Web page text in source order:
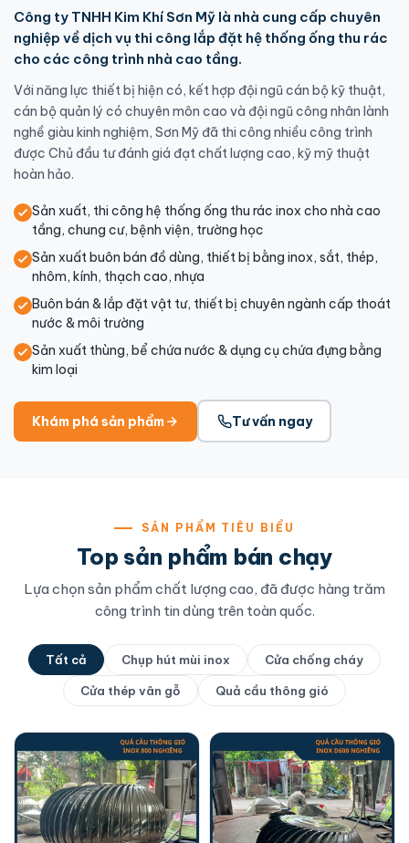
Công ty TNHH Kim Khí Sơn Mỹ là nhà cung cấp chuyên
nghiệp về dịch vụ thi công lắp đặt hệ thống ống thu rác
cho các công trình nhà cao tầng.
Với năng lực thiết bị hiện có, kết hợp đội ngũ cán bộ kỹ thuật,
cán bộ quản lý có chuyên môn cao và đội ngũ công nhân lành
nghề giàu kinh nghiệm, Sơn Mỹ đã thi công nhiều công trình
được Chủ đầu tư đánh giá đạt chất lượng cao, kỹ mỹ thuật
hoàn hảo.
Sản xuất, thi công hệ thống ống thu rác inox cho nhà cao
tầng, chung cư, bệnh viện, trường học
Sản xuất buôn bán đồ dùng, thiết bị bằng inox, sắt, thép,
nhôm, kính, thạch cao, nhựa
Buôn bán & lắp đặt vật tư, thiết bị chuyên ngành cấp thoát
nước & môi trường
Sản xuất thùng, bể chứa nước & dụng cụ chứa đựng bằng
kim loại
Khám phá sản phẩm Tư vấn ngay
SẢN PHẨM TIÊU BIỂU
Top sản phẩm bán chạy
Lựa chọn sản phẩm chất lượng cao, đã được hàng trăm
công trình tin dùng trên toàn quốc.
Tất cả Chụp hút mùi inox Cửa chống cháy
Cửa thép vân gỗ Quả cầu thông gió